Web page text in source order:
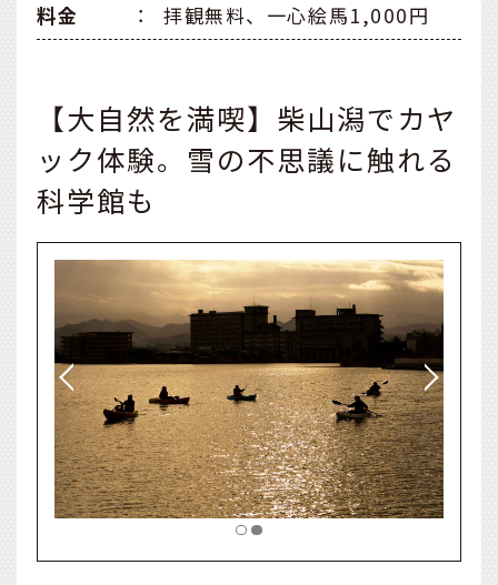
料金
： 拝観無料、一心絵馬1,000円
【大自然を満喫】柴山潟でカヤ
ック体験。雪の不思議に触れる
科学館も